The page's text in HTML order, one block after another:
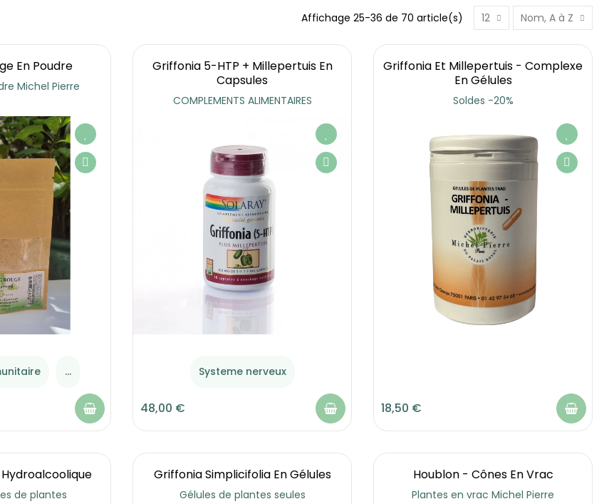
Affichage 25-36 de 70 article(s) 12 Nom, A à Z
En Poudre
Michel Pierre
...
Griffonia 5-HTP + Millepertuis En
Capsules
COMPLEMENTS ALIMENTAIRES
Systeme nerveux
48,00 €
Griffonia Et Millepertuis - Complexe
En Gélules
Soldes -20%
18,50 €
de plantes
Griffonia Simplicifolia En Gélules
Gélules de plantes seules
Houblon - Cônes En Vrac
Plantes en vrac Michel Pierre